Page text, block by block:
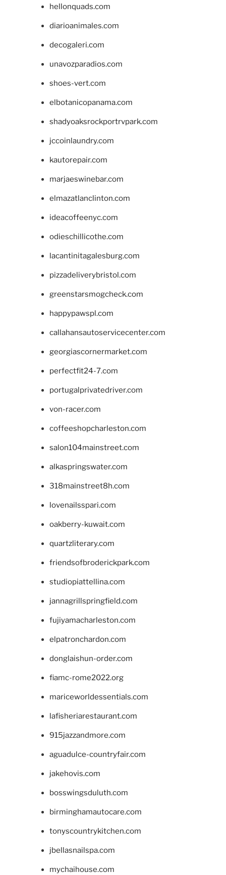
hellonquads.com
diarioanimales.com
decogaleri.com
unavozparadios.com
shoes-vert.com
elbotanicopanama.com
shadyoaksrockportrvpark.com
jccoinlaundry.com
kautorepair.com
marjaeswinebar.com
elmazatlanclinton.com
ideacoffeenyc.com
odieschillicothe.com
lacantinitagalesburg.com
pizzadeliverybristol.com
greenstarsmogcheck.com
happypawspl.com
callahansautoservicecenter.com
georgiascornermarket.com
perfectfit24-7.com
portugalprivatedriver.com
von-racer.com
coffeeshopcharleston.com
salon104mainstreet.com
alkaspringswater.com
318mainstreet8h.com
lovenailsspari.com
oakberry-kuwait.com
quartzliterary.com
friendsofbroderickpark.com
studiopiattellina.com
jannagrillspringfield.com
fujiyamacharleston.com
elpatronchardon.com
donglaishun-order.com
fiamc-rome2022.org
mariceworldessentials.com
lafisheriarestaurant.com
915jazzandmore.com
aguadulce-countryfair.com
jakehovis.com
bosswingsduluth.com
birminghamautocare.com
tonyscountrykitchen.com
jbellasnailspa.com
mychaihouse.com